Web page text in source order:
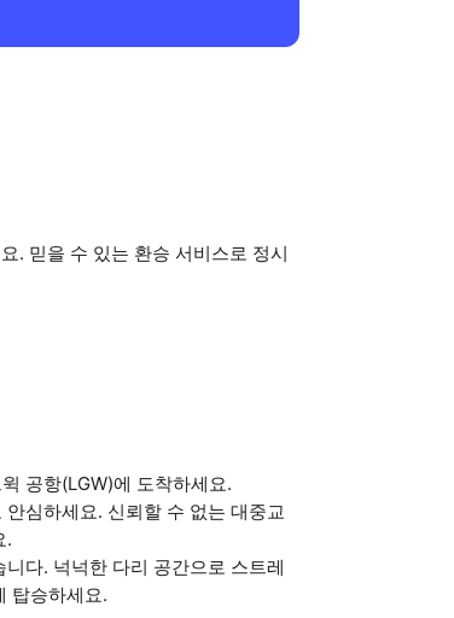
. 믿을 수 있는 환승 서비스로 정시
공항(LGW)에 도착하세요.
심하세요. 신뢰할 수 없는 대중교
.
다. 넉넉한 다리 공간으로 스트레
탑승하세요.